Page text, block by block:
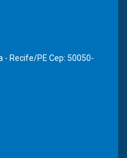
- Recife/PE Cep: 50050-